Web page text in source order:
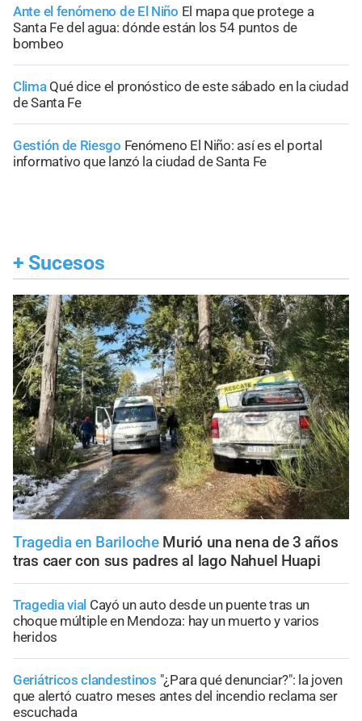
Ante el fenómeno de El Niño El mapa que protege a
Santa Fe del agua: dónde están los 54 puntos de
bombeo
Clima Qué dice el pronóstico de este sábado en la ciudad
de Santa Fe
Gestión de Riesgo Fenómeno El Niño: así es el portal
informativo que lanzó la ciudad de Santa Fe
+ Sucesos
Tragedia en Bariloche Murió una nena de 3 años
tras caer con sus padres al lago Nahuel Huapi
Tragedia vial Cayó un auto desde un puente tras un
choque múltiple en Mendoza: hay un muerto y varios
heridos
Geriátricos clandestinos "¿Para qué denunciar?": la joven
que alertó cuatro meses antes del incendio reclama ser
escuchada